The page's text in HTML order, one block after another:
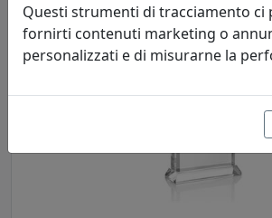
Questi strumenti di tracciamento ci
fornirti contenuti marketing o
personalizzati e di misurarne la